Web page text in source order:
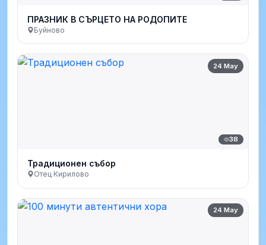
ПРАЗНИК В СЪРЦЕТО НА РОДОПИТЕ
Буйново
24 May
38
Традиционен събор
Отец Кирилово
24 May